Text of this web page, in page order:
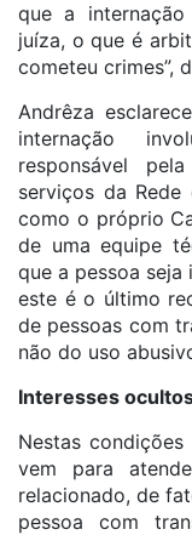
que a
juíza, o que é
cometeu crimes”,
Andrêza
internação
responsável
serviços da Rede
como o próprio
de uma equipe
que a pessoa seja
este é o último
de pessoas com
não do uso
Interesses
Nestas
vem para
relacionado, de
pessoa com